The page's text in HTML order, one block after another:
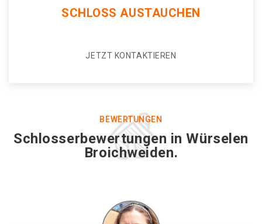
SCHLOSS AUSTAUCHEN
JETZT KONTAKTIEREN
BEWERTUNGEN
Schlosserbewertungen in Würselen
Broichweiden.